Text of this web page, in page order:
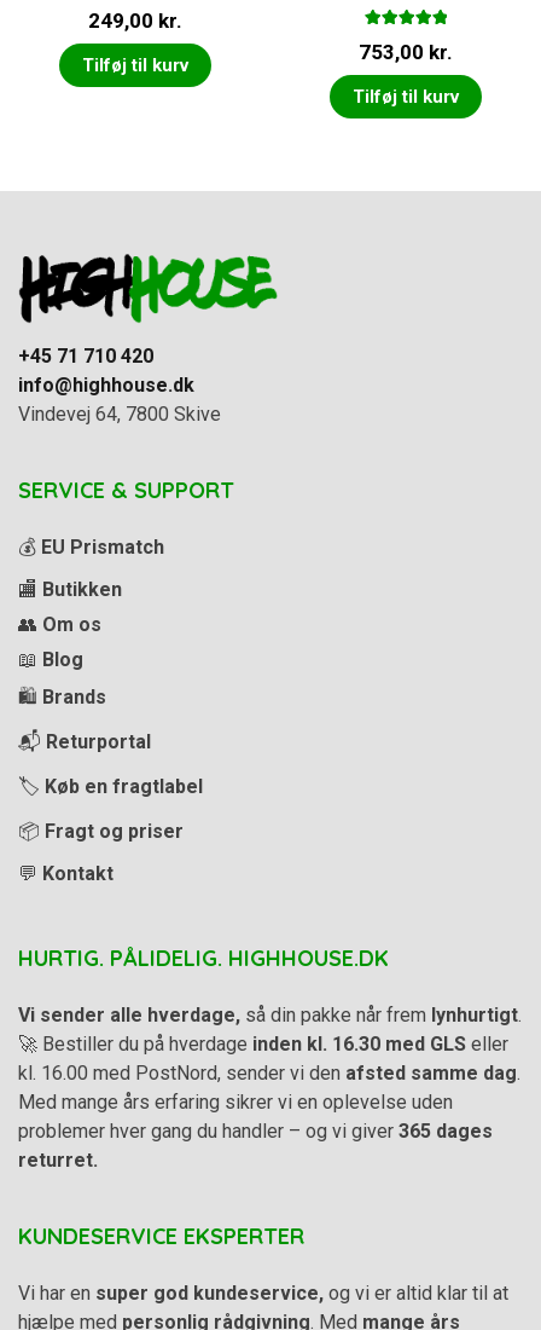
249,00 kr.
Tilføj til kurv
5.00ud af 5
753,00 kr.
Tilføj til kurv
+45 71 710 420
info@highhouse.dk
Vindevej 64, 7800 Skive
SERVICE & SUPPORT
💰 EU Prismatch
🏬 Butikken
👥 Om os
📖 Blog
🛍️ Brands
📬 Returportal
🏷️ Køb en fragtlabel
📦 Fragt og priser
💬 Kontakt
HURTIG. PÅLIDELIG. HIGHHOUSE.DK
Vi sender alle hverdage, så din pakke når frem lynhurtigt
🚀 Bestiller du på hverdage inden kl. 16.30 med GLS eller
kl. 16.00 med PostNord, sender vi den afsted samme dag
Med mange års erfaring sikrer vi en oplevelse uden
problemer hver gang du handler – og vi giver 365 dages
returret.
KUNDESERVICE EKSPERTER
Vi har en super god kundeservice, og vi er altid klar til at
hjælpe med personlig rådgivning . Med mange års